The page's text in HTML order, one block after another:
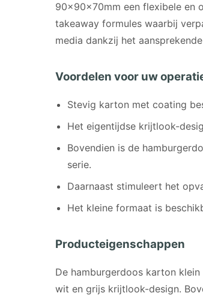
90x90x70mm een flexibele en
takeaway formules waarbij
media dankzij het
Voordelen voor uw
Stevig karton met coating
Het eigentijdse krijtlook-
Bovendien is de
serie.
Daarnaast stimuleert het
Het kleine formaat is
Producteigenschappen
De hamburgerdoos karton
wit en grijs krijtlook-design.